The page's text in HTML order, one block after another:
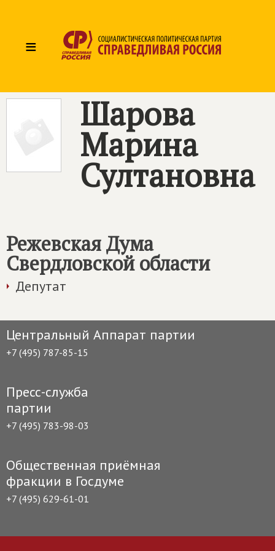
≡
Шарова
Марина
Султановна
Режевская Дума
Свердловской области
Депутат
Центральный Аппарат партии
+7 (495) 787-85-15
Пресс-служба
партии
+7 (495) 783-98-03
Общественная приёмная
фракции в Госдуме
+7 (495) 629-61-01